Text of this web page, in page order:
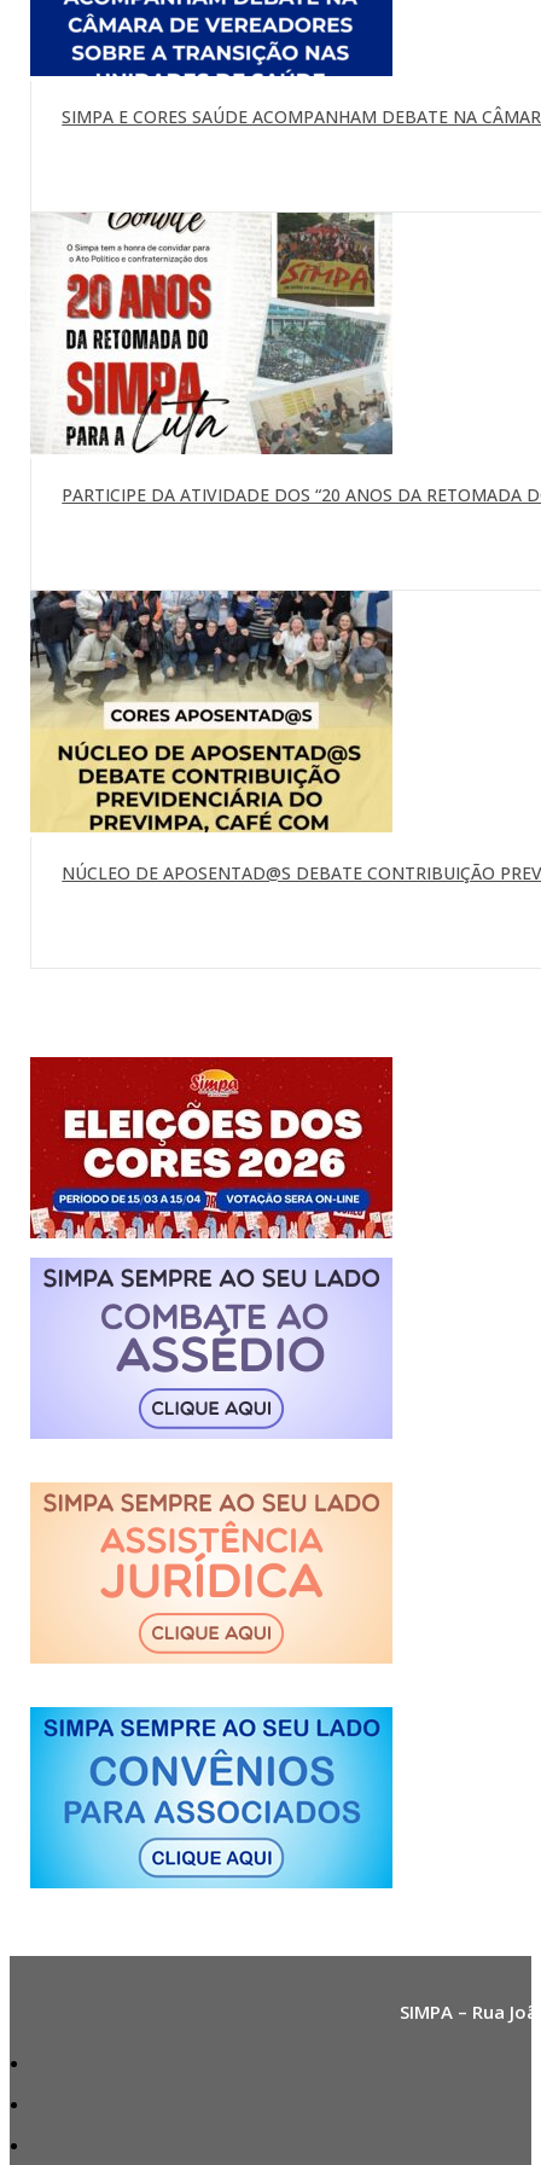
SIMPA E CORES SAÚDE ACOMPANHAM DEBATE NA
PARTICIPE DA ATIVIDADE DOS “20 ANOS DA RETOMADA
NÚCLEO DE APOSENTAD@S DEBATE CONTRIBUIÇÃO
SIMPA – Rua